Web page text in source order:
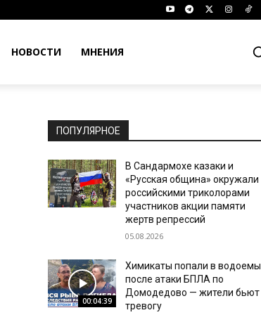
НОВОСТИ МНЕНИЯ
ПОПУЛЯРНОЕ
В Сандармохе казаки и
«Русская община» окружали
российскими триколорами
участников акции памяти
жертв репрессий
05.08.2026
00:04:39
Химикаты попали в водоемы
после атаки БПЛА по
Домодедово — жители бьют
тревогу